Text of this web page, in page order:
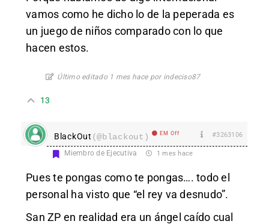
vamos como he dicho lo de la peperada es
un juego de niños comparado con lo que
hacen estos.
Último editado 1 mes hace por indeciso87
13
BlackOut (@blackout) EM Off #3263106
Miembro de Ejecutiva 1 mes hace
Pues te pongas como te pongas…. todo el
personal ha visto que “el rey va desnudo”.
San ZP en realidad era un ángel caído cual